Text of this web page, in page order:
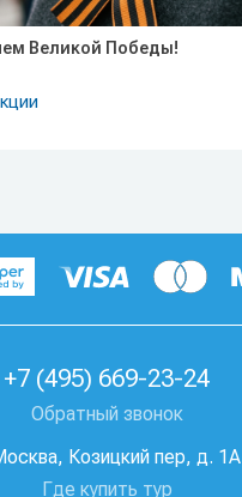
Великой Победы!
+7 (495) 669-23-24
Обратный звонок
Козицкий пер, д. 1А
Где купить тур